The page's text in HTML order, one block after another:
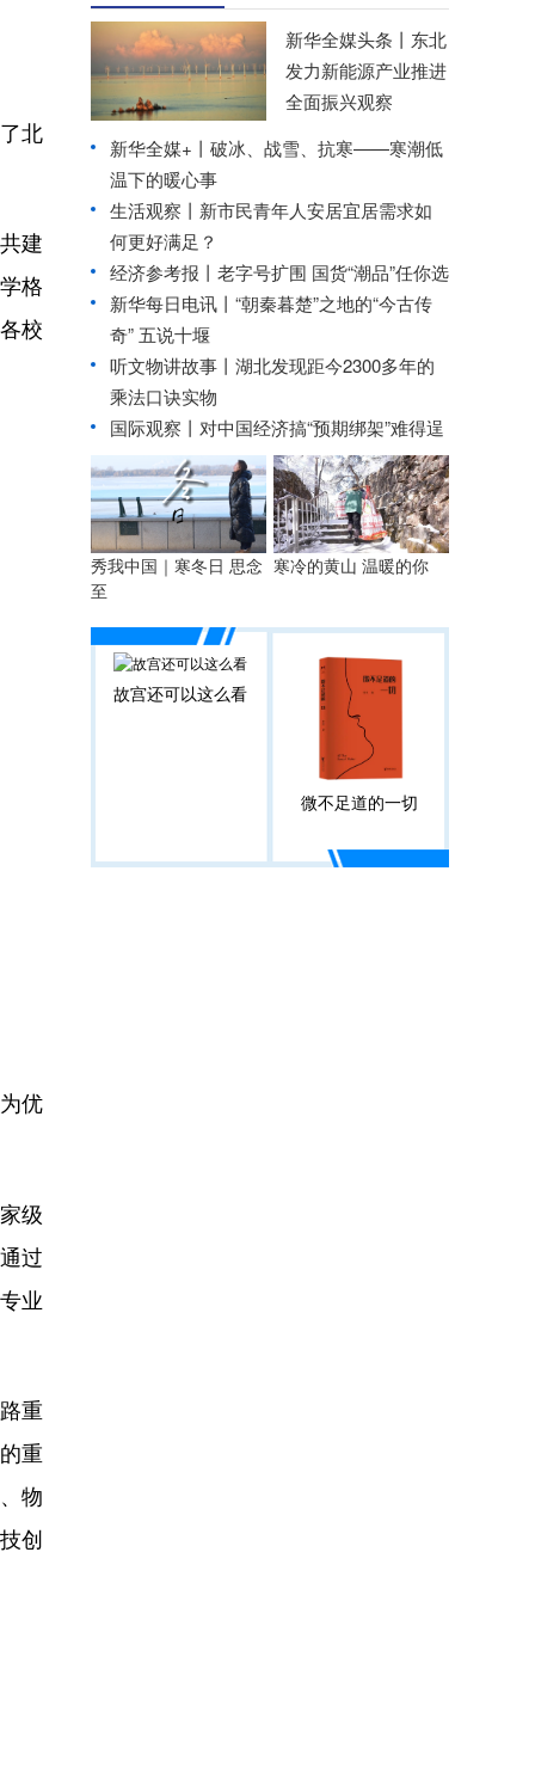
北
建
格
校
优
级
过
业
重
重
物
创
新华全媒头条丨 东北
发力新能源产业推进
全面振兴观察
新华全媒+丨 破冰、战雪、抗寒——寒潮低
温下的暖心事
生活观察丨新市民青年人安居宜居需求如
何更好满足？
经济参考报丨 老字号扩围 国货“潮品”任你选
新华每日电讯丨 “朝秦暮楚”之地的“今古传
奇” 五说十堰
听文物讲故事丨湖北发现距今2300多年的
乘法口诀实物
国际观察丨 对中国经济搞“预期绑架”难得逞
秀我中国｜寒冬日 思念
至
寒冷的黄山 温暖的你
故宫还可以这么看
微不足道的一切